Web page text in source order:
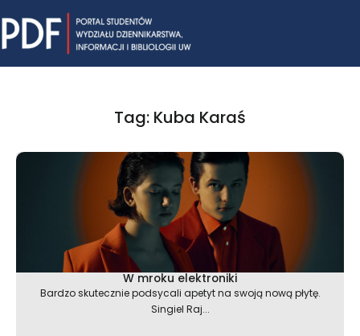
to
content
Tag: Kuba Karaś
W mroku elektroniki
Bardzo skutecznie podsycali apetyt na swoją nową płytę.
Singiel Raj...